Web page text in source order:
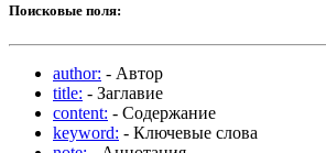
Поисковые поля:
author: - Автор
title: - Заглавие
content: - Содержание
keyword: - Ключевые слова